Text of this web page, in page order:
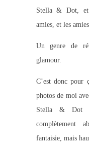
Stella & Dot, et
amies, et les
Un genre de
glamour.
C’est donc pour
photos de moi
Stella & Dot
complètement
fantaisie, mais